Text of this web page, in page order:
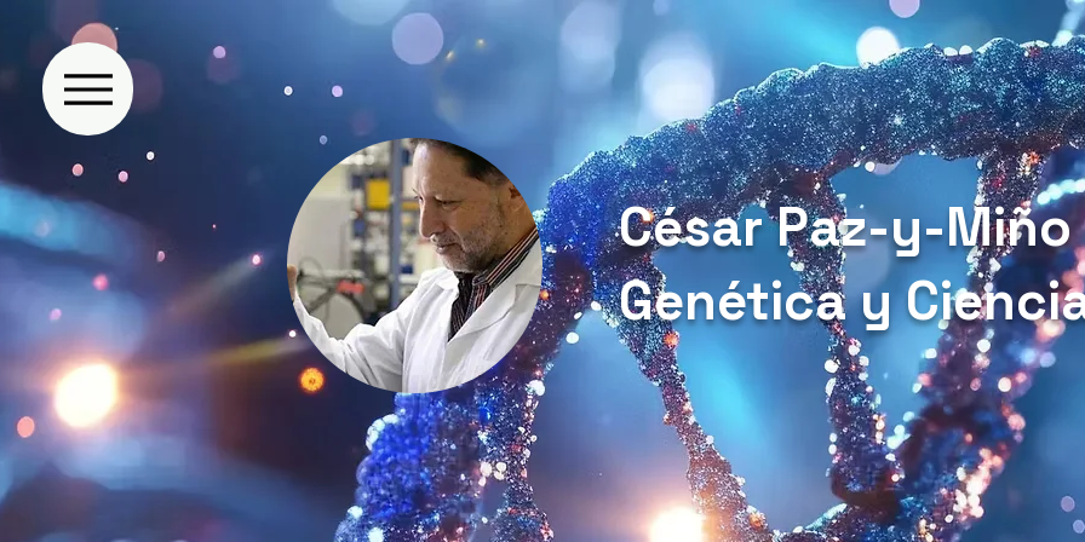
César Paz-y-Miño
Genética y